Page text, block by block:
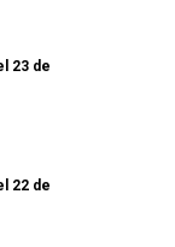
23 de
22 de